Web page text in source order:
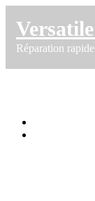
Réparation